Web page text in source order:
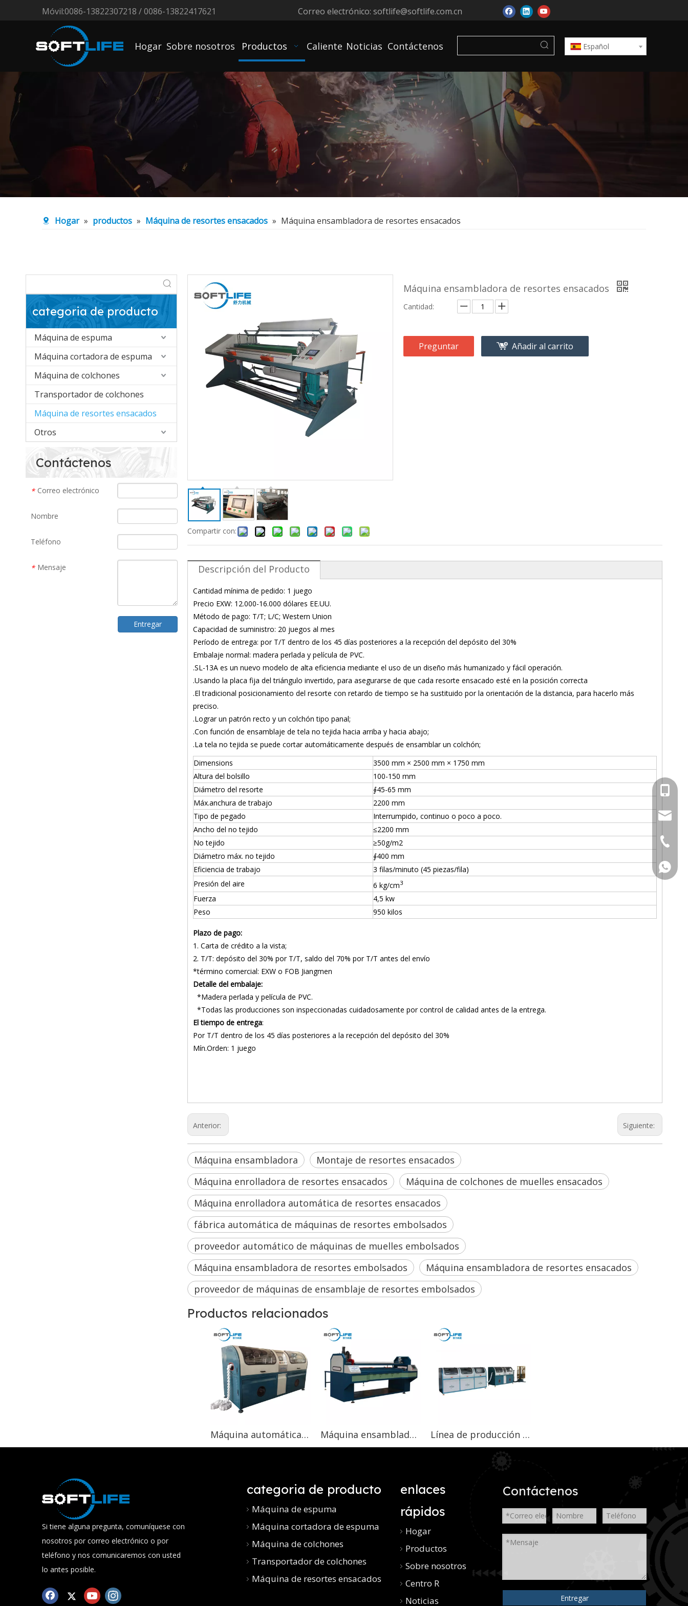
Móvil:0086-13822307218 / 0086-13822417621 Correo electrónico: softlife@softlife.com.cn
Hogar Sobre nosotros Productos Caliente Noticias Contáctenos Español
Hogar » productos » Máquina de resortes ensacados » Máquina ensambladora de resortes ensacados
categoria de producto
Máquina de espuma
Máquina cortadora de espuma
Máquina de colchones
Transportador de colchones
Máquina de resortes ensacados
Otros
Contáctenos
* Correo electrónico
Nombre
Teléfono
* Mensaje
Entregar
Compartir con:
Máquina ensambladora de resortes ensacados
Cantidad:
Preguntar Añadir al carrito
Descripción del Producto
Cantidad mínima de pedido: 1 juego
Precio EXW: 12.000-16.000 dólares EE.UU.
Método de pago: T/T; L/C; Western Union
Capacidad de suministro: 20 juegos al mes
Período de entrega: por T/T dentro de los 45 días posteriores a la recepción del depósito del 30%
Embalaje normal: madera perlada y película de PVC.
.SL-13A es un nuevo modelo de alta eficiencia mediante el uso de un diseño más humanizado y fácil operación.
.Usando la placa fija del triángulo invertido, para asegurarse de que cada resorte ensacado esté en la posición correcta
.El tradicional posicionamiento del resorte con retardo de tiempo se ha sustituido por la orientación de la distancia, para hacerlo más
preciso.
.Lograr un patrón recto y un colchón tipo panal;
.Con función de ensamblaje de tela no tejida hacia arriba y hacia abajo;
.La tela no tejida se puede cortar automáticamente después de ensamblar un colchón;
Dimensions
3500 mm × 2500 mm × 1750 mm
Altura del bolsillo
100-150 mm
Diámetro del resorte
∮45-65 mm
Máx.anchura de trabajo
2200 mm
Tipo de pegado
Interrumpido, continuo o poco a poco.
Ancho del no tejido
≤2200 mm
No tejido
≥50g/m2
Diámetro máx. no tejido
∮400 mm
Eficiencia de trabajo
3 filas/minuto (45 piezas/fila)
Presión del aire
6 kg/cm3
Fuerza
4,5 kw
Peso
950 kilos
Plazo de pago:
1. Carta de crédito a la vista;
2. T/T: depósito del 30% por T/T, saldo del 70% por T/T antes del envío
*término comercial: EXW o FOB Jiangmen
Detalle del embalaje:
*Madera perlada y película de PVC.
*Todas las producciones son inspeccionadas cuidadosamente por control de calidad antes de la entrega.
El tiempo de entrega:
Por T/T dentro de los 45 días posteriores a la recepción del depósito del 30%
Mín.Orden: 1 juego
Anterior: Siguiente:
Máquina ensambladora
Montaje de resortes ensacados
Máquina enrolladora de resortes ensacados
Máquina de colchones de muelles ensacados
Máquina enrolladora automática de resortes ensacados
fábrica automática de máquinas de resortes embolsados
proveedor automático de máquinas de muelles embolsados
Máquina ensambladora de resortes embolsados
Máquina ensambladora de resortes ensacados
proveedor de máquinas de ensamblaje de resortes embolsados
Productos relacionados
Máquina automática de resortes ensacados Máquina ensambladora de resortes ensacados Línea de producción de resortes embolsados ​​para automóviles
Si tiene alguna pregunta, comuníquese con
nosotros por correo electrónico o por
teléfono y nos comunicaremos con usted
lo antes posible.
categoria de producto
Máquina de espuma
Máquina cortadora de espuma
Máquina de colchones
Transportador de colchones
Máquina de resortes ensacados
0086-
0086-
0750-
enlaces
rápidos
Hogar
Productos
Sobre nosotros
Centro R
Noticias
Contáctenos
Entregar